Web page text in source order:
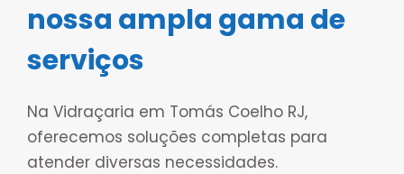
nossa ampla gama de
serviços
Na Vidraçaria em Tomás Coelho RJ,
oferecemos soluções completas para
atender diversas necessidades.